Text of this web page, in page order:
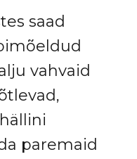
saad
vahvaid
paremaid